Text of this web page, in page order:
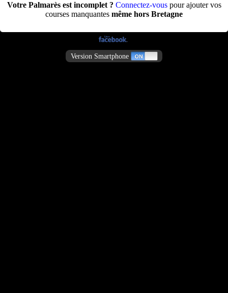
Votre Palmarès est incomplet ? Connectez-vouspour ajouter vos
courses manquantes même hors Bretagne
Version Smartphone